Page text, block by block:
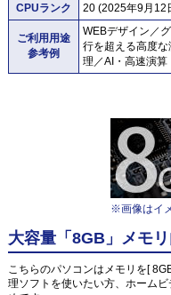
CPUランク 20 (2025年9月12
ご利用用途
参考例
WEBデザイン／
行を超える高度
理／AI・高速演
※画像はイ
大容量「8GB」メモ
こちらのパソコンはメモリを[
理ソフトを使いたい方、ホーム